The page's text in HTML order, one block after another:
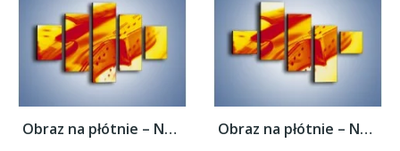
Obraz na płótnie – Nuty odbite w świetle... Obraz na płótnie – Nuty odbite w świetle...